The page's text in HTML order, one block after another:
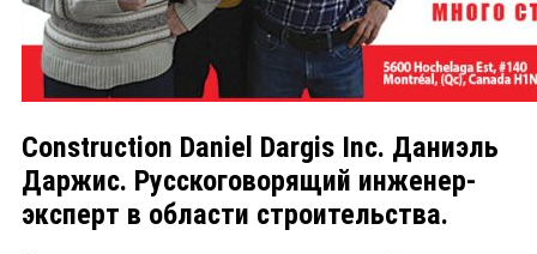
Construction Daniel Dargis Inc. Даниэль
Даржис. Русскоговорящий инженер-
эксперт в области строительства.